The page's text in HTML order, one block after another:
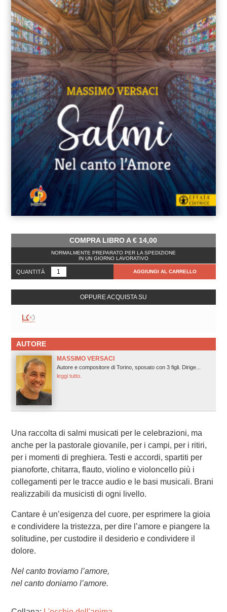
COMPRA LIBRO A€ 14,00
NORMALMENTE PREPARATO PER LA SPEDIZIONE
IN UN GIORNO LAVORATIVO
QUANTITÀ AGGIUNGI AL CARRELLO
OPPURE ACQUISTA SU
AUTORE
MASSIMO VERSACI
Autore e compositore di Torino, sposato con 3 figli. Dirige...
leggi tutto.
Una raccolta di salmi musicati per le celebrazioni, ma
anche per la pastorale giovanile, per i campi, per i ritiri,
per i momenti di preghiera. Testi e accordi, spartiti per
pianoforte, chitarra, flauto, violino e violoncello più i
collegamenti per le tracce audio e le basi musicali. Brani
realizzabili da musicisti di ogni livello.
Cantare è un’esigenza del cuore, per esprimere la gioia
e condividere la tristezza, per dire l’amore e piangere la
solitudine, per custodire il desiderio e condividere il
dolore.
Nel canto troviamo l’amore,
nel canto doniamo l’amore.